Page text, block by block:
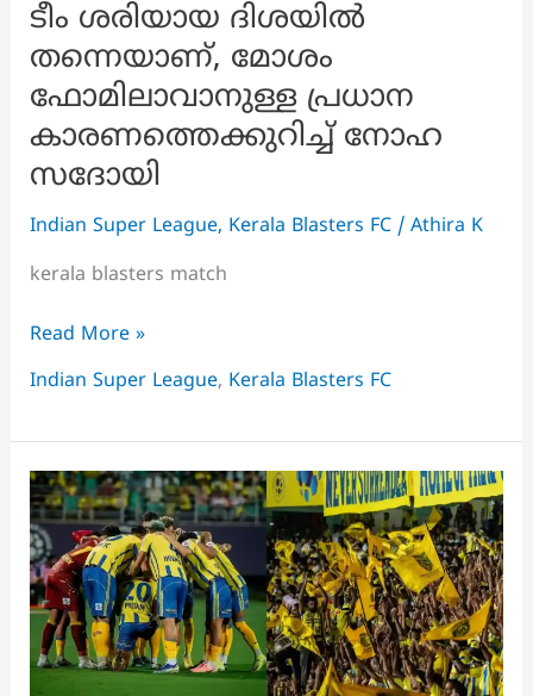
ടീം ശരിയായ ദിശയിൽ
തന്നെയാണ്, മോശം
ഫോമിലാവാനുള്ള പ്രധാന
കാരണത്തെക്കുറിച്ച് നോഹ
സദോയി
Indian Super League, Kerala Blasters FC/ Athira K
kerala blasters match
ടീം
ശരിയായ
ഫോമിലാവാനുള്ള
പ്രധാന
കാരണത്തെക്കുറിച്ച്
നോഹ
സദോയി
Read More »
Indian Super League, Kerala Blasters FC